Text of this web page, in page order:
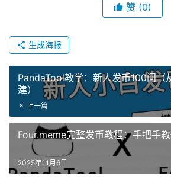
赞 (0)
生成海报
PandaTool教学：新人发币100问（
建）
上一篇
Four.meme完整发币教程：手把手
2025年11月6日